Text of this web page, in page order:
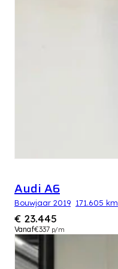
Audi A6
Bouwjaar 2019 171.605 km
€ 23.445
Vanaf€337 p/m